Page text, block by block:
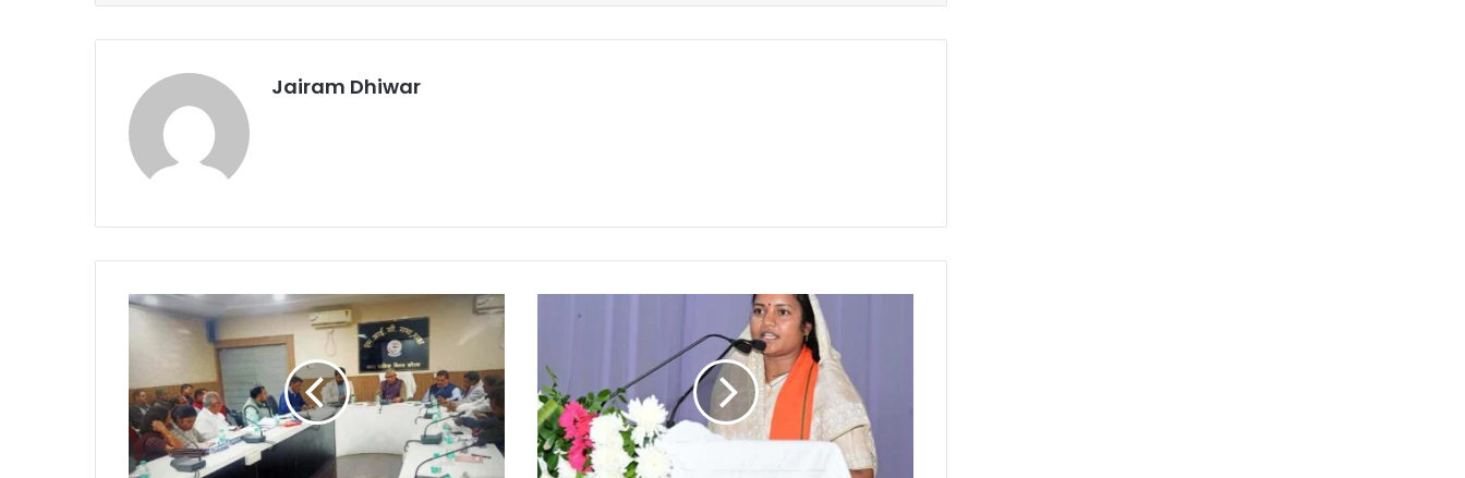
Jairam Dhiwar
*कोरबा
इन
काउंसिल
द्वारा
दी
तथा
हित
में
बेहतर
कार्य